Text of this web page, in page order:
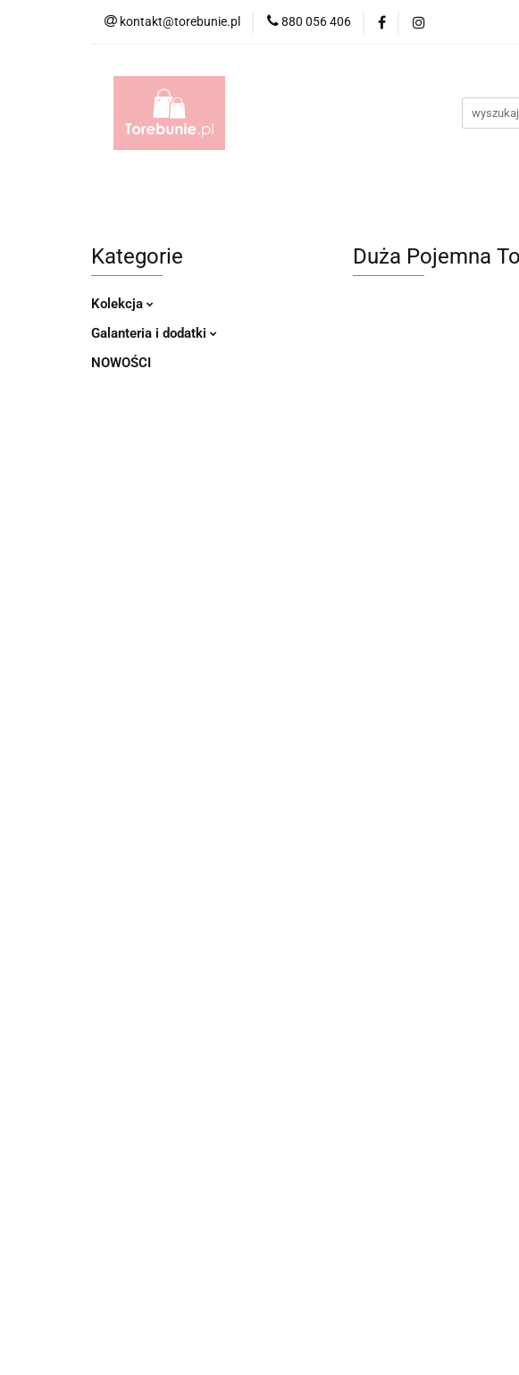
kontakt@torebunie.pl 880 056 406
Torebki Torby i Saszetki męskie
Kategorie
Kolekcja
Galanteria i dodatki
NOWOŚCI
Duża Pojemna